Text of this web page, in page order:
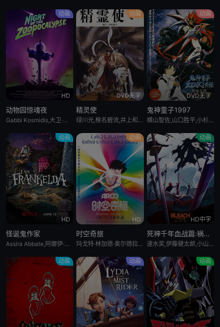
动画
HD
动物园惊魂夜
Gabbi Kosmidis,大卫·哈伯,Pierre Simpson,李善亨,斯科特·汤普森,Christina Nova,Heather Loreto,布林·麦考利,Carolyn Scott,Kyle Derek,罗伯特·丁克勒,布里安娜·林恩·布里埃罗,约书亚·格雷厄姆,艾米·梅蒂索,Scott Farley,伊万·谢里,Luke Marty
动画
DVD无字
精灵使
绿川光,椎名碧流,井上和彦,佐久间玲,皆口裕子,松本保典,山崎和佳奈,岩男润子,折笠爱,置鲇龙太郎,森川智之,柴田秀胜
动画
DVD无字
鬼神童子1997
横山智佐,山口胜平,小杉十郎太,丹羽紫保里,儿玉桃代,沼波辉枝,一城美由希,石桃子
动画
HD
怪诞鬼作家
Assira Abbate,阿娜伊·阿卢埃,阿图罗·阿布里兹,Lourdes Ambriz,罗伊·阿布里兹,Antonio Badía,Gabriela Cárdenas,Sergio Carranza,Beto Castillo,Jesse Conde,Idzi Dulkiewicz,Karla Falcón,Magda Giner,马克·刘易斯,Mireya Mendoza
动画
HD
时空奇旅
玛戈特·林加德·奥尔德拉,奥斯卡·特雷萨尼尼,阿尔玛·佐杜洛夫斯基,斯万·阿劳德,樊尚·马凯涅,路易·加瑞尔,威廉·勒布吉欧,苏菲·玛斯,弗雷德里克·坎特雷尔,欧斯莫·普契尼,约瑟芬·曼奇尼
动画
HD中字
死神千年血战篇:祸进谭:
速水奖,伊藤健太郎,小山刚志,松冈由贵,三木真一郎,森田成一,置鲇龙太郎,折笠富美子,大塚明夫,朴璐美,杉山纪彰,菅生隆之,立木文彦,高木涉,武内骏辅
动画 动画 动画